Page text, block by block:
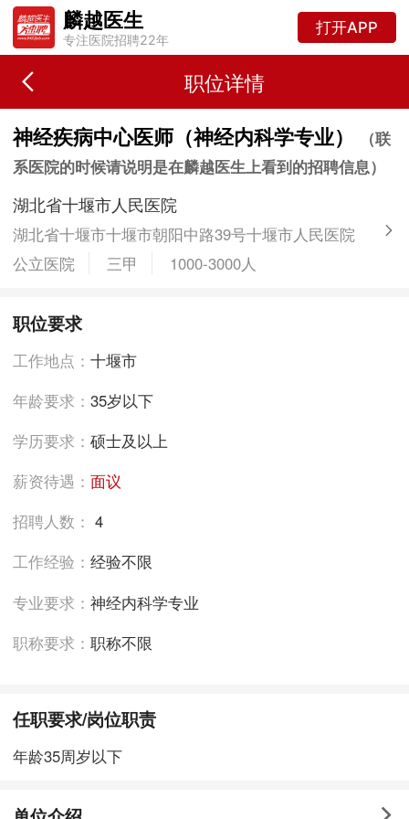
麟越医生
专注医院招聘22年
打开APP
职位详情
神经疾病中心医师（神经内科学专业）
（联
系医院的时候请说明是在麟越医生上看到的招聘信息）
湖北省十堰市人民医院
湖北省十堰市十堰市朝阳中路39号十堰市人民医院
公立医院
三甲 1000-3000人
职位要求
工作地点：十堰市
年龄要求：35岁以下
学历要求：硕士及以上
薪资待遇：面议
招聘人数：4
工作经验：经验不限
专业要求：神经内科学专业
职称要求：职称不限
任职要求/岗位职责
年龄35周岁以下